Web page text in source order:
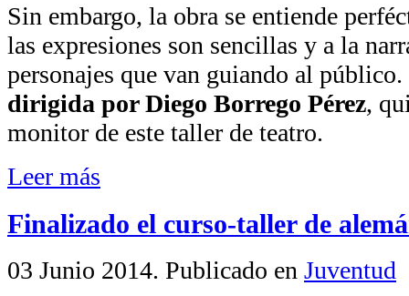
Sin embargo, la obra se entiende
las expresiones son sencillas y a la
personajes que van guiando al público.
dirigida por Diego Borrego Pérez,
monitor de este taller de teatro.
Leer más
Finalizado el curso-taller de
03 Junio 2014. Publicado en Juventud